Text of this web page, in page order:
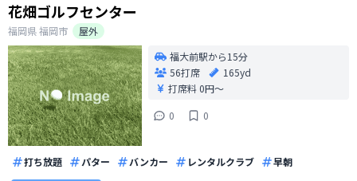
花畑ゴルフセンター
福岡県福岡市
屋外
福大前駅から15分
56打席
165yd
打席料0円〜
0
0
打ち放題 パター バンカー レンタルクラブ
早朝